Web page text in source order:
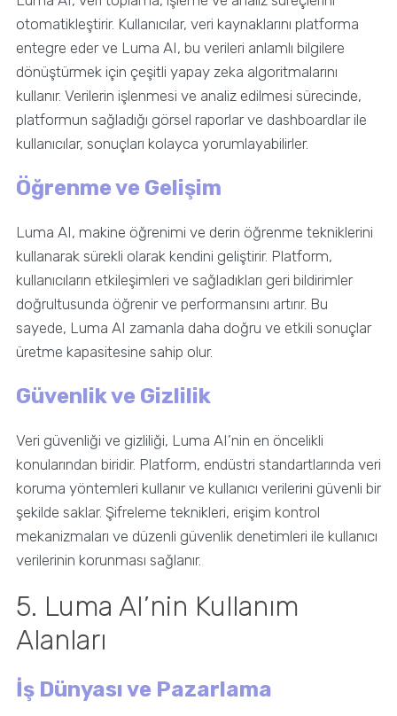
otomatikleştirir. Kullanıcılar, veri kaynaklarını platforma
entegre eder ve Luma AI, bu verileri anlamlı bilgilere
dönüştürmek için çeşitli yapay zeka algoritmalarını
kullanır. Verilerin işlenmesi ve analiz edilmesi sürecinde,
platformun sağladığı görsel raporlar ve dashboardlar ile
kullanıcılar, sonuçları kolayca yorumlayabilirler.
Öğrenme ve Gelişim
Luma AI, makine öğrenimi ve derin öğrenme tekniklerini
kullanarak sürekli olarak kendini geliştirir. Platform,
kullanıcıların etkileşimleri ve sağladıkları geri bildirimler
doğrultusunda öğrenir ve performansını artırır. Bu
sayede, Luma AI zamanla daha doğru ve etkili sonuçlar
üretme kapasitesine sahip olur.
Güvenlik ve Gizlilik
Veri güvenliği ve gizliliği, Luma AI’nin en öncelikli
konularından biridir. Platform, endüstri standartlarında veri
koruma yöntemleri kullanır ve kullanıcı verilerini güvenli bir
şekilde saklar. Şifreleme teknikleri, erişim kontrol
mekanizmaları ve düzenli güvenlik denetimleri ile kullanıcı
verilerinin korunması sağlanır.
5. Luma AI’nin Kullanım
Alanları
İş Dünyası ve Pazarlama